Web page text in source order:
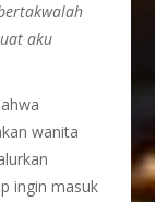
aku
wanita
ingin masuk